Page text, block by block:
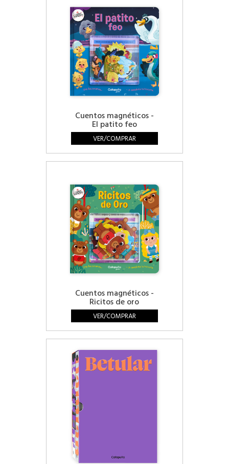
Cuentos magnéticos -
El patito feo
VER/COMPRAR
Cuentos magnéticos -
Ricitos de oro
VER/COMPRAR